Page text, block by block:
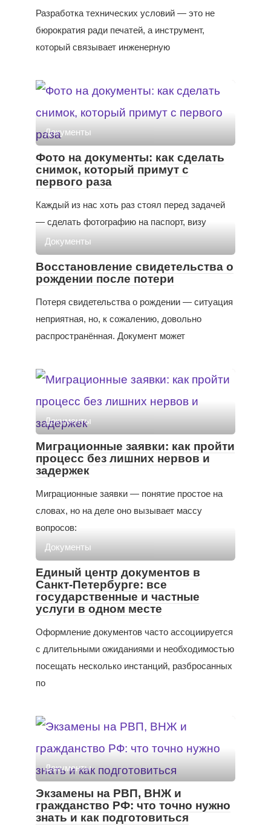
Разработка технических условий — это не
бюрократия ради печатей, а инструмент,
который связывает инженерную
Документы
Фото на документы: как сделать
снимок, который примут с
первого раза
Каждый из нас хоть раз стоял перед задачей
— сделать фотографию на паспорт, визу
Документы
Восстановление свидетельства о
рождении после потери
Потеря свидетельства о рождении — ситуация
неприятная, но, к сожалению, довольно
распространённая. Документ может
Документы
Миграционные заявки: как пройти
процесс без лишних нервов и
задержек
Миграционные заявки — понятие простое на
словах, но на деле оно вызывает массу
вопросов:
Документы
Единый центр документов в
Санкт-Петербурге: все
государственные и частные
услуги в одном месте
Оформление документов часто ассоциируется
с длительными ожиданиями и необходимостью
посещать несколько инстанций, разбросанных
по
Документы
Экзамены на РВП, ВНЖ и
гражданство РФ: что точно нужно
знать и как подготовиться